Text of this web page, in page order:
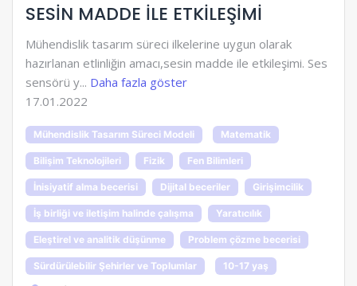
SESİN MADDE İLE ETKİLEŞİMİ
Mühendislik tasarım süreci ilkelerine uygun olarak
hazırlanan etlinliğin amacı,sesin madde ile etkileşimi. Ses
sensörü y... Daha fazla göster
17.01.2022
Mühendislik Tasarım Süreci Modeli Matematik
Bilişim Teknolojileri Fizik Fen Bilimleri
İnisiyatif alma becerisi Dijital beceriler Girişimcilik
İş birliği ve iletişim halinde çalışma Yaratıcılık
Eleştirel ve analitik düşünme Problem çözme becerisi
Sürdürülebilir Şehirler ve Toplumlar 10-17 yaş